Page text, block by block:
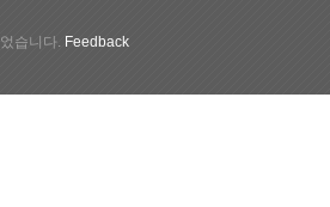
습니다. Feedback